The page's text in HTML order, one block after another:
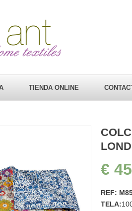
TIENDA ONLINE
€
REF:
TELA: